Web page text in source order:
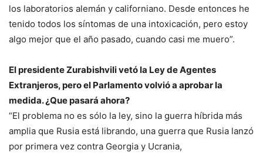
los laboratorios alemán y californiano. Desde entonces he
tenido todos los síntomas de una intoxicación, pero estoy
algo mejor que el año pasado, cuando casi me muero”.
El presidente Zurabishvili vetó la Ley de Agentes
Extranjeros, pero el Parlamento volvió a aprobar la
medida. ¿Que pasará ahora?
“El problema no es sólo la ley, sino la guerra híbrida más
amplia que Rusia está librando, una guerra que Rusia lanzó
por primera vez contra Georgia y Ucrania,